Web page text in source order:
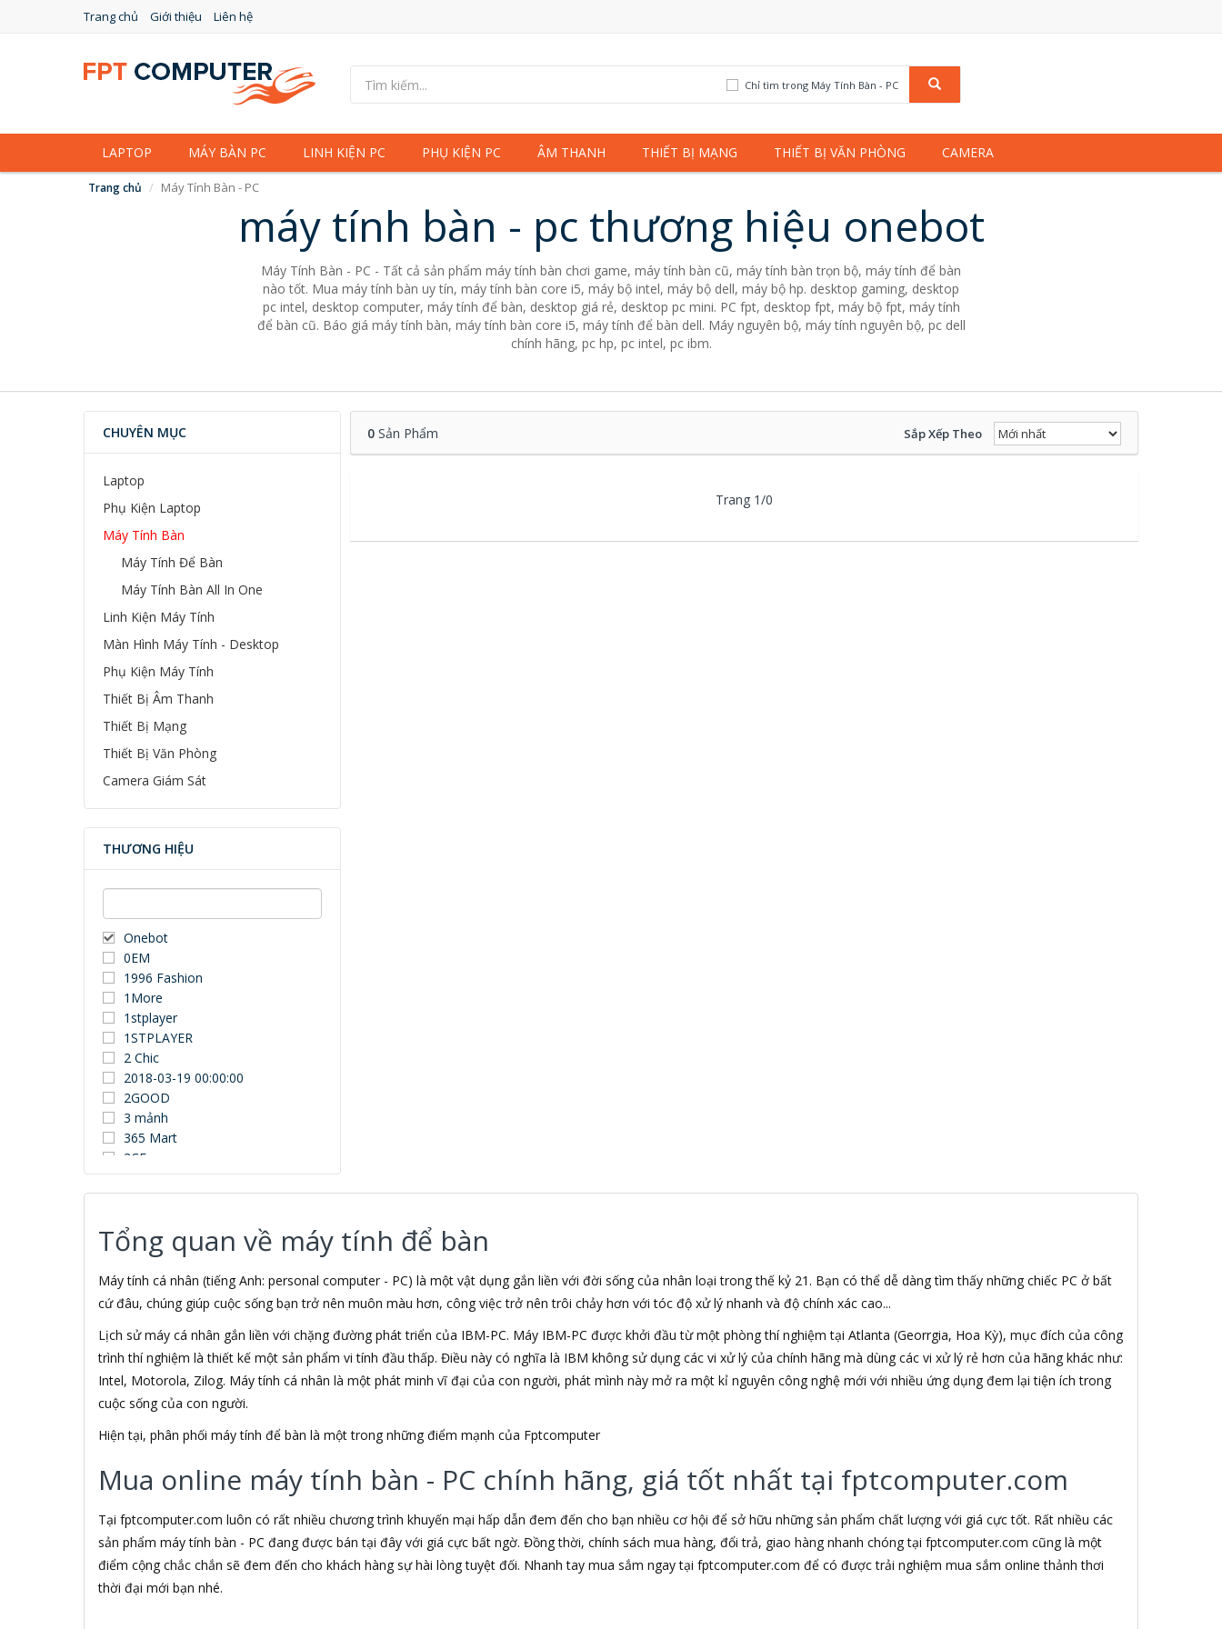
Trang chủ Giới thiệu Liên hệ
Chỉ tìm trong Máy Tính Bàn - PC
LAPTOP MÁY BÀN PC LINH KIỆN PC PHỤ KIỆN PC ÂM THANH THIẾT BỊ MẠNG THIẾT BỊ VĂN PHÒNG CAMERA
Trang chủ Máy Tính Bàn - PC
máy tính bàn - pc thương hiệu onebot
Máy Tính Bàn - PC - Tất cả sản phẩm máy tính bàn chơi game, máy tính bàn cũ, máy tính bàn trọn bộ, máy tính để bàn
nào tốt. Mua máy tính bàn uy tín, máy tính bàn core i5, máy bộ intel, máy bộ dell, máy bộ hp. desktop gaming, desktop
pc intel, desktop computer, máy tính để bàn, desktop giá rẻ, desktop pc mini. PC fpt, desktop fpt, máy bộ fpt, máy tính
để bàn cũ. Báo giá máy tính bàn, máy tính bàn core i5, máy tính để bàn dell. Máy nguyên bộ, máy tính nguyên bộ, pc dell
chính hãng, pc hp, pc intel, pc ibm.
CHUYÊN MỤC
Laptop
Phụ Kiện Laptop
Máy Tính Bàn
Máy Tính Để Bàn
Máy Tính Bàn All In One
Linh Kiện Máy Tính
Màn Hình Máy Tính - Desktop
Phụ Kiện Máy Tính
Thiết Bị Âm Thanh
Thiết Bị Mạng
Thiết Bị Văn Phòng
Camera Giám Sát
THƯƠNG HIỆU
Onebot
0EM
1996 Fashion
1More
1stplayer
1STPLAYER
2 Chic
2018-03-19 00:00:00
2GOOD
3 mảnh
365 Mart
3CE
3Dconnexion
3DUN
3M
3NOD
3OneData
4D
5ASYSTEMS
7Gift Shop
8848
A 100+
A Bonne
A Brand
A & T
Aardvark
Abel
Abo
ACASIS
Acatel
Acbel
0Sản Phẩm Sắp Xếp Theo
Trang 1/0
Tổng quan về máy tính để bàn
Máy tính cá nhân (tiếng Anh: personal computer - PC) là một vật dụng gắn liền với đời sống của nhân loại trong thế kỷ 21. Bạn có thể dễ dàng tìm thấy những chiếc PC ở bất
cứ đâu, chúng giúp cuộc sống bạn trở nên muôn màu hơn, công việc trở nên trôi chảy hơn với tóc độ xử lý nhanh và độ chính xác cao...
Lịch sử máy cá nhân gắn liền với chặng đường phát triển của IBM-PC. Máy IBM-PC được khởi đầu từ một phòng thí nghiệm tại Atlanta (Georrgia, Hoa Kỳ), mục đích của công
trình thí nghiệm là thiết kế một sản phẩm vi tính đầu thấp. Điều này có nghĩa là IBM không sử dụng các vi xử lý của chính hãng mà dùng các vi xử lý rẻ hơn của hãng khác như:
Intel, Motorola, Zilog. Máy tính cá nhân là một phát minh vĩ đại của con người, phát mình này mở ra một kỉ nguyên công nghệ mới với nhiều ứng dụng đem lại tiện ích trong
cuộc sống của con người.
Hiện tại, phân phối máy tính để bàn là một trong những điểm mạnh của Fptcomputer
Mua online máy tính bàn - PC chính hãng, giá tốt nhất tại fptcomputer.com
Tại fptcomputer.com luôn có rất nhiều chương trình khuyến mại hấp dẫn đem đến cho bạn nhiều cơ hội để sở hữu những sản phẩm chất lượng với giá cực tốt. Rất nhiều các
sản phẩm máy tính bàn - PC đang được bán tại đây với giá cực bất ngờ. Đồng thời, chính sách mua hàng, đổi trả, giao hàng nhanh chóng tại fptcomputer.com cũng là một
điểm cộng chắc chắn sẽ đem đến cho khách hàng sự hài lòng tuyệt đối. Nhanh tay mua sắm ngay tại fptcomputer.com để có được trải nghiệm mua sắm online thảnh thơi
thời đại mới bạn nhé.